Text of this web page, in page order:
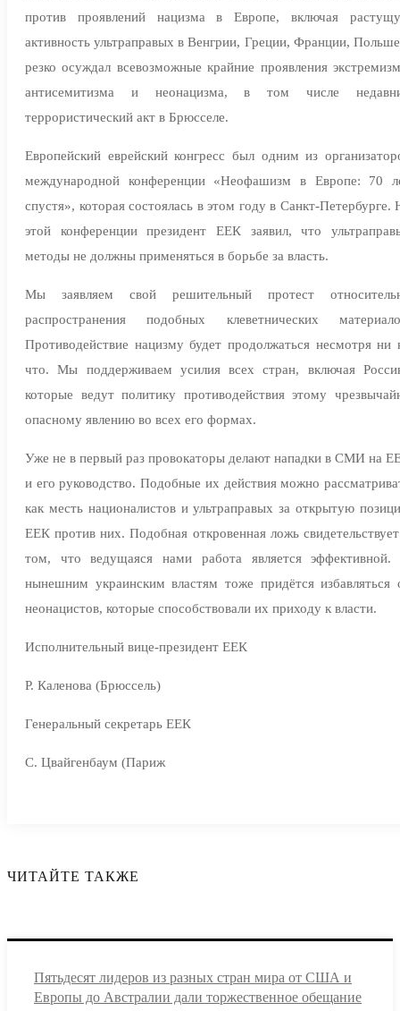
против проявлений нацизма в Европе, включая
активность ультраправых в Венгрии, Греции, Франции,
резко осуждал всевозможные крайние проявления
антисемитизма и неонацизма, в том числе
террористический акт в Брюсселе.
Европейский еврейский конгресс был одним из
международной конференции «Неофашизм в Европе: 70
спустя», которая состоялась в этом году в Санкт-Петербурге.
этой конференции президент ЕЕК заявил, что
методы не должны применяться в борьбе за власть.
Мы заявляем свой решительный протест
распространения подобных клеветнических
Противодействие нацизму будет продолжаться несмотря ни
что. Мы поддерживаем усилия всех стран, включая
которые ведут политику противодействия этому
опасному явлению во всех его формах.
Уже не в первый раз провокаторы делают нападки в СМИ на
и его руководство. Подобные их действия можно
как месть националистов и ультраправых за открытую
ЕЕК против них. Подобная откровенная ложь
том, что ведущаяся нами работа является
нынешним украинским властям тоже придётся избавляться
неонацистов, которые способствовали их приходу к власти.
Исполнительный вице-президент ЕЕК
Р. Каленова (Брюссель)
Генеральный секретарь ЕЕК
С. Цвайгенбаум (Париж
ЧИТАЙТЕ ТАКЖЕ
Пятьдесят лидеров из разных стран мира от США и
Европы до Австралии дали торжественное обещание